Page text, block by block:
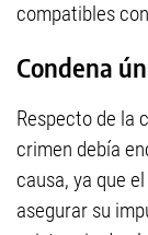
compatibles
Condena
Respecto de la
crimen debía
causa, ya que
asegurar su